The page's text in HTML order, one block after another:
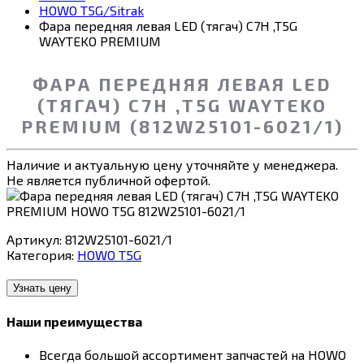
HOWO T5G/Sitrak
Фара передняя левая LED (тягач) C7H ,T5G
WAYTEKO PREMIUM
ФАРА ПЕРЕДНЯЯ ЛЕВАЯ LED
(ТЯГАЧ) C7H ,T5G WAYTEKO
PREMIUM (812W25101-6021/1)
Наличие и актуальную цену уточняйте у менеджера.
Не является публичной офертой.
Артикул: 812W25101-6021/1
Категория: HOWO T5G
Узнать цену
Наши преимущества
Всегда большой ассортимент запчастей на HOWO